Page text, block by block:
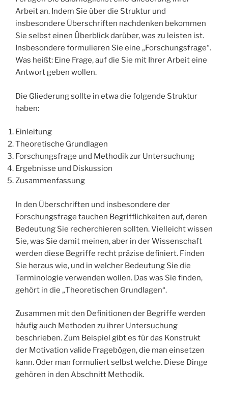
Arbeit an. Indem Sie über die Struktur und
insbesondere Überschriften nachdenken bekommen
Sie selbst einen Überblick darüber, was zu leisten ist.
Insbesondere formulieren Sie eine „Forschungsfrage“.
Was heißt: Eine Frage, auf die Sie mit Ihrer Arbeit eine
Antwort geben wollen.
Die Gliederung sollte in etwa die folgende Struktur
haben:
Einleitung
Theoretische Grundlagen
Forschungsfrage und Methodik zur Untersuchung
Ergebnisse und Diskussion
Zusammenfassung
In den Überschriften und insbesondere der
Forschungsfrage tauchen Begrifflichkeiten auf, deren
Bedeutung Sie recherchieren sollten. Vielleicht wissen
Sie, was Sie damit meinen, aber in der Wissenschaft
werden diese Begriffe recht präzise definiert. Finden
Sie heraus wie, und in welcher Bedeutung Sie die
Terminologie verwenden wollen. Das was Sie finden,
gehört in die „Theoretischen Grundlagen“.
Zusammen mit den Definitionen der Begriffe werden
häufig auch Methoden zu ihrer Untersuchung
beschrieben. Zum Beispiel gibt es für das Konstrukt
der Motivation valide Fragebögen, die man einsetzen
kann. Oder man formuliert selbst welche. Diese Dinge
gehören in den Abschnitt Methodik.